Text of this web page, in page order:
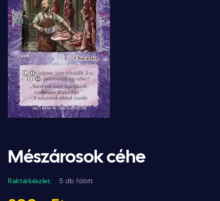
Mészárosok céhe
Raktárkészlet: 5 db fölött